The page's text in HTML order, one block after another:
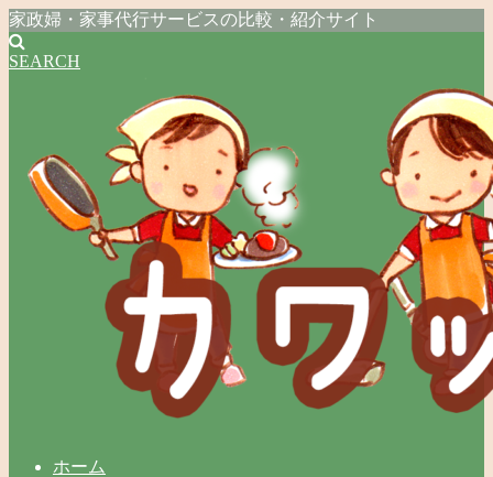
家政婦・家事代行サービスの比較・紹介サイト
SEARCH
ホーム